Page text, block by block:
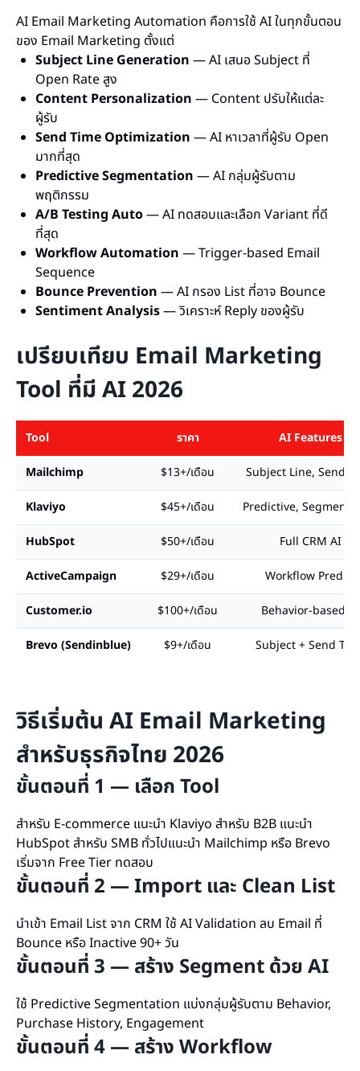
AI Email Marketing Automation คือการใช้ AI ในทุกขั้นตอน
ของ Email Marketing ตั้งแต่
Subject Line Generation — AI เสนอ Subject ที่
Open Rate สูง
Content Personalization — Content ปรับให้แต่ละ
ผู้รับ
Send Time Optimization — AI หาเวลาที่ผู้รับ Open
มากที่สุด
Predictive Segmentation — AI กลุ่มผู้รับตาม
พฤติกรรม
A/B Testing Auto— AI ทดสอบและเลือก Variant ที่ดี
ที่สุด
Workflow Automation — Trigger-based Email
Sequence
Bounce Prevention — AI กรอง List ที่อาจ Bounce
Sentiment Analysis— วิเคราะห์ Reply ของผู้รับ
เปรียบเทียบ Email Marketing
Tool ที่มี AI 2026
Tool ราคา AI Features
Mailchimp $13+/เดือน Subject Line, Send
Klaviyo $45+/เดือน Predictive,
HubSpot $50+/เดือน Full CRM AI
ActiveCampaign $29+/เดือน Workflow Predict
Customer.io $100+/เดือน Behavior-based AI
Brevo (Sendinblue) $9+/เดือน Subject + Send
วิธีเริ่มต้น AI Email Marketing
สำหรับธุรกิจไทย 2026
ขั้นตอนที่ 1 — เลือก Tool
สำหรับ E-commerce แนะนำ Klaviyo สำหรับ B2B แนะนำ
HubSpot สำหรับ SMB ทั่วไปแนะนำ Mailchimp หรือ Brevo
เริ่มจาก Free Tier ทดสอบ
ขั้นตอนที่ 2 — Import และ Clean List
นำเข้า Email List จาก CRM ใช้ AI Validation ลบ Email ที่
Bounce หรือ Inactive 90+ วัน
ขั้นตอนที่ 3 — สร้าง Segment ด้วย AI
ใช้ Predictive Segmentation แบ่งกลุ่มผู้รับตาม Behavior,
Purchase History, Engagement
ขั้นตอนที่ 4 — สร้าง Workflow